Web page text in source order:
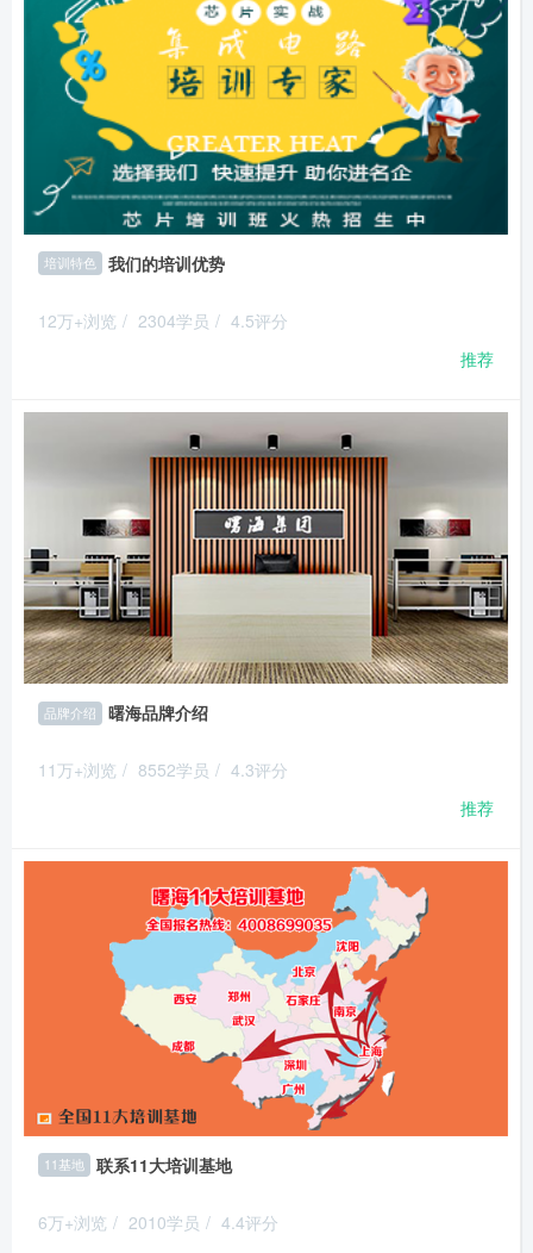
培训特色 我们的培训优势
12万+浏览 / 2304学员 / 4.5评分
推荐
品牌介绍 曙海品牌介绍
11万+浏览 / 8552学员 / 4.3评分
推荐
11基地 联系11大培训基地
6万+浏览 / 2010学员 / 4.4评分